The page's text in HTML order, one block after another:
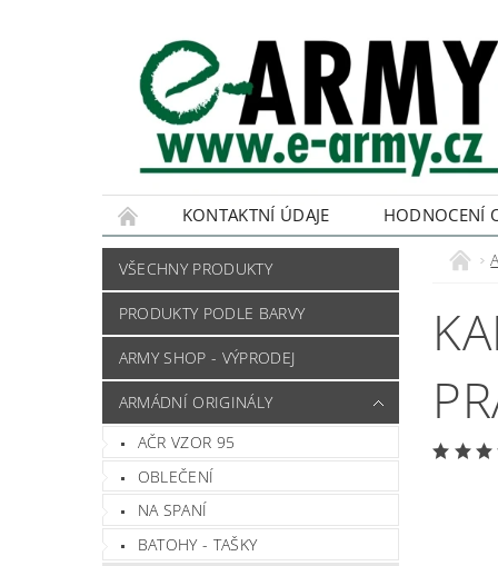
KONTAKTNÍ ÚDAJE HODNOCENÍ
VŠECHNY PRODUKTY
PRODUKTY PODLE BARVY
ARMY SHOP - VÝPRODEJ
ARMÁDNÍ ORIGINÁLY
AČR VZOR 95
OBLEČENÍ
NA SPANÍ
BATOHY - TAŠKY